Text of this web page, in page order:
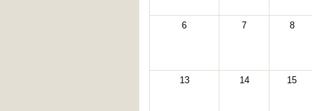
6 7 8
13 14 15